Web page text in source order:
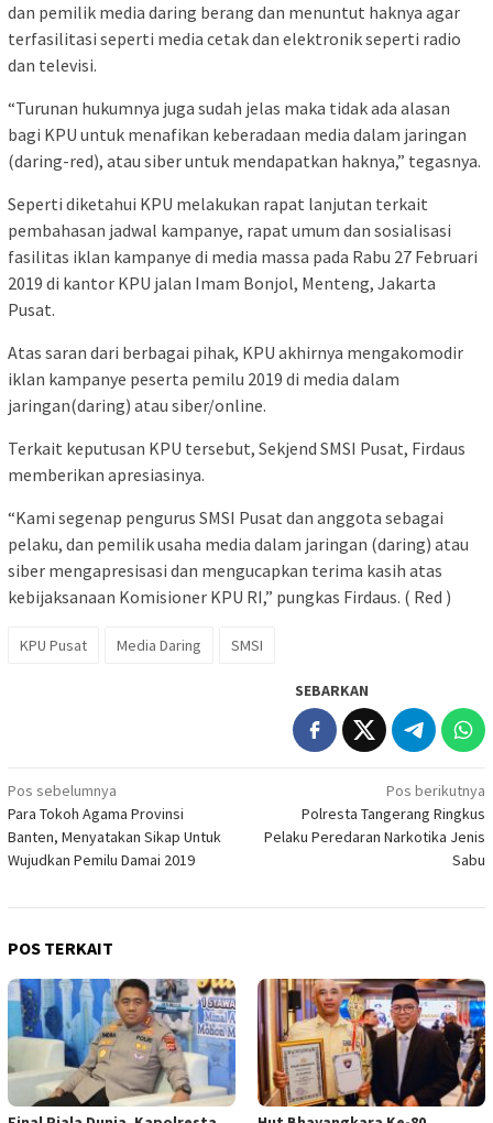
dan pemilik media daring berang dan menuntut haknya agar
terfasilitasi seperti media cetak dan elektronik seperti radio
dan televisi.
“Turunan hukumnya juga sudah jelas maka tidak ada alasan
bagi KPU untuk menafikan keberadaan media dalam jaringan
(daring-red), atau siber untuk mendapatkan haknya,” tegasnya.
Seperti diketahui KPU melakukan rapat lanjutan terkait
pembahasan jadwal kampanye, rapat umum dan sosialisasi
fasilitas iklan kampanye di media massa pada Rabu 27 Februari
2019 di kantor KPU jalan Imam Bonjol, Menteng, Jakarta
Pusat.
Atas saran dari berbagai pihak, KPU akhirnya mengakomodir
iklan kampanye peserta pemilu 2019 di media dalam
jaringan(daring) atau siber/online.
Terkait keputusan KPU tersebut, Sekjend SMSI Pusat, Firdaus
memberikan apresiasinya.
“Kami segenap pengurus SMSI Pusat dan anggota sebagai
pelaku, dan pemilik usaha media dalam jaringan (daring) atau
siber mengapresisasi dan mengucapkan terima kasih atas
kebijaksanaan Komisioner KPU RI,” pungkas Firdaus. ( Red )
KPU Pusat Media Daring SMSI
SEBARKAN
Navigasi
pos
Pos sebelumnya
Para Tokoh Agama Provinsi
Banten, Menyatakan Sikap Untuk
Wujudkan Pemilu Damai 2019
Pos berikutnya
Polresta Tangerang Ringkus
Pelaku Peredaran Narkotika Jenis
Sabu
POS TERKAIT